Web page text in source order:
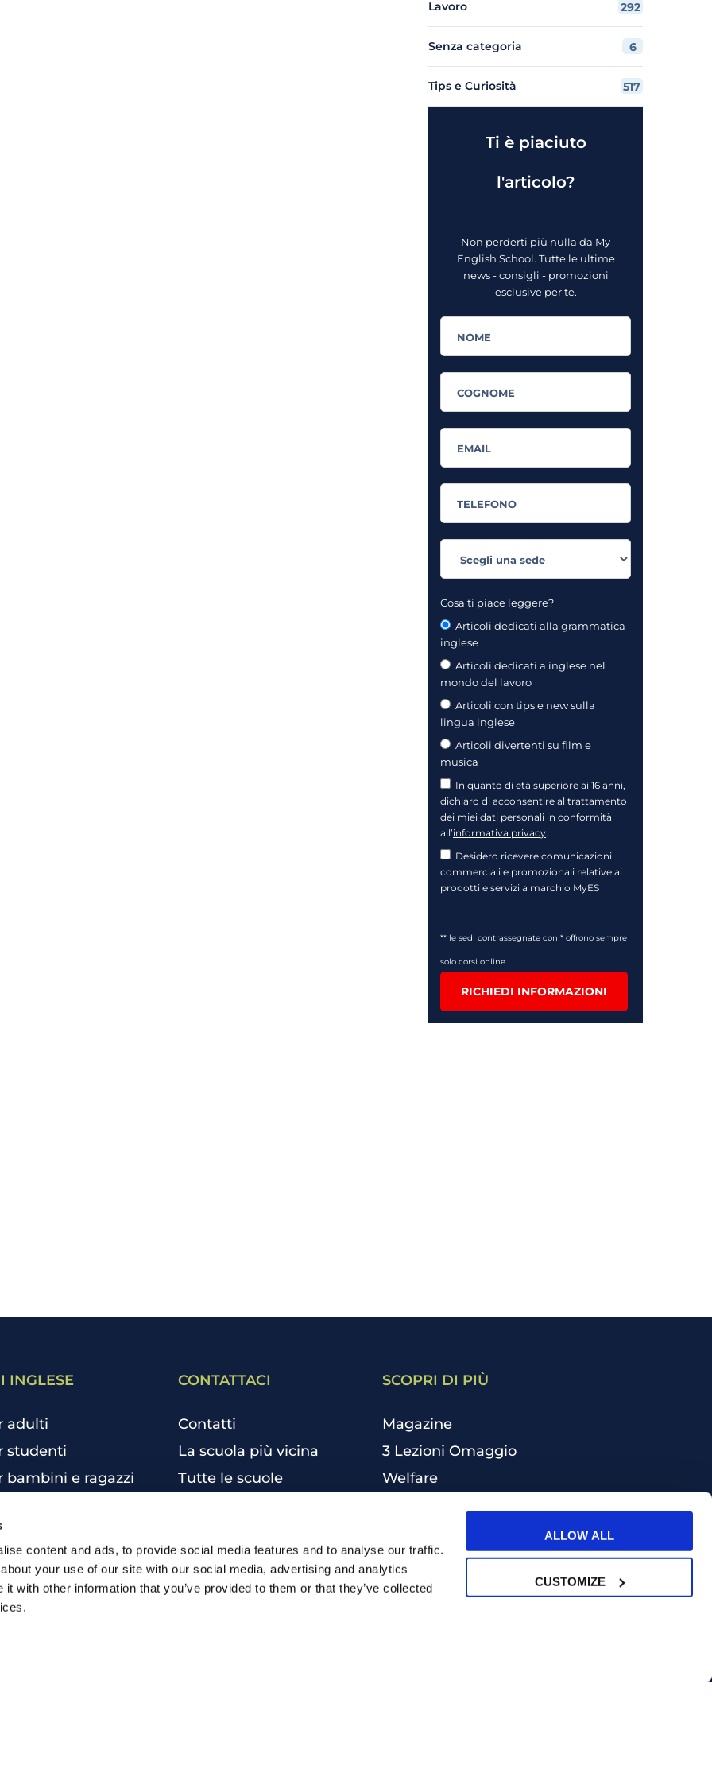
content and ads, to provide social media features and to analyse our traffic.
your use of our site with our social media, advertising and analytics
with other information that you’ve provided to them or that they’ve collected
ALLOW ALL
CUSTOMIZE
Lavoro 292
Senza categoria 6
Tips e Curiosità 517
Ti è piaciuto
l'articolo?
Non perderti più nulla da My
English School. Tutte le ultime
news - consigli - promozioni
esclusive per te.
Cosa ti piace leggere?
Articoli dedicati alla grammatica
inglese
Articoli dedicati a inglese nel
mondo del lavoro
Articoli con tips e new sulla
lingua inglese
Articoli divertenti su film e
musica
In quanto di età superiore ai 16 anni,
dichiaro di acconsentire al trattamento
dei miei dati personali in conformità
all’informativa privacy.
Desidero ricevere comunicazioni
commerciali e promozionali relative ai
prodotti e servizi a marchio MyES
** le sedi contrassegnate con * offrono sempre
solo corsi online
RICHIEDI INFORMAZIONI
INGLESE
adulti
studenti
bambini e ragazzi
English
aziende
certificazione
online
CONTATTACI
Contatti
La scuola più vicina
Tutte le scuole
SCOPRI DI PIÙ
Magazine
3 Lezioni Omaggio
Welfare